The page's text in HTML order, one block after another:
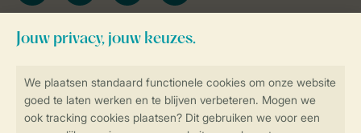
Veilig en snel online boeken
Blijf op de hoogte